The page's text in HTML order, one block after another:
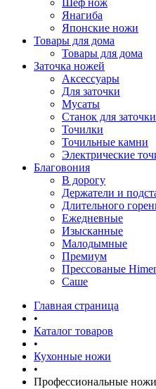
Шеф нож
Янагиба
Японские ножи
Товары для дома
Товары для дома
Заточка ножей
Аксессуары
Для заточки
Мусаты
Станок для заточки
Точилки
Точильные камни
Электрические
Благовония
В дорогу
Держатели и
Длительного
Ежедневные
Изысканные
Малодымные
Премиум
Прессованые
Саше
Главная страница
•
Каталог товаров
•
Кухонные ножи
•
Профессиональные ножи